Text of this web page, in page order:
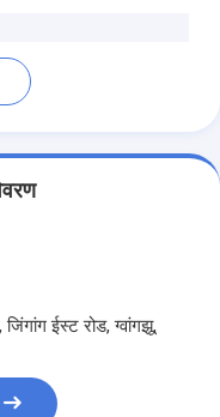
ईस्ट रोड, ग्वांगझू,